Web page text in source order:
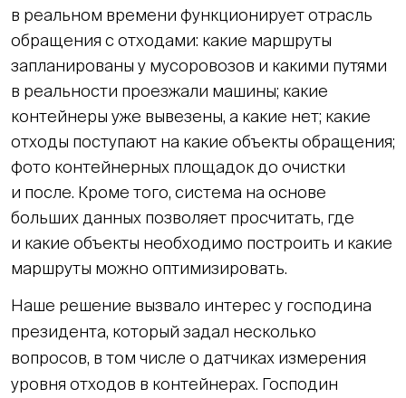
в реальном времени функционирует отрасль
обращения с отходами: какие маршруты
запланированы у мусоровозов и какими путями
в реальности проезжали машины; какие
контейнеры уже вывезены, а какие нет; какие
отходы поступают на какие объекты обращения;
фото контейнерных площадок до очистки
и после. Кроме того, система на основе
больших данных позволяет просчитать, где
и какие объекты необходимо построить и какие
маршруты можно оптимизировать.
Наше решение вызвало интерес у господина
президента, который задал несколько
вопросов, в том числе о датчиках измерения
уровня отходов в контейнерах. Господин